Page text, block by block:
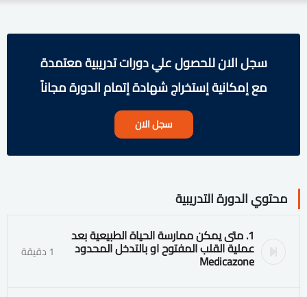
سجل الان للحصول علي دورات تدريبية معتمدة
مع إمكانية إستخراج شهادة إتمام الدورة مجاناً
سجل الان
محتوي الدورة التدريبية
1. متى يمكن ممارسة الحياة الطبيعية بعد
عملية القلب المفتوح او بالتدخل المحدود
Medicazone 1 دقيقة